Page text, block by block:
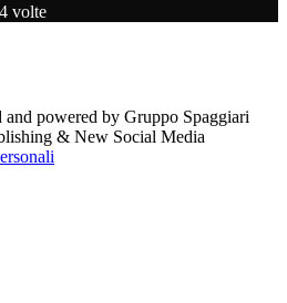
volte
powered by Gruppo Spaggiari
& New Social Media